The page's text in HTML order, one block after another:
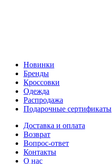
Новинки
Бренды
Кроссовки
Одежда
Распродажа
Подарочные сертификаты
Доставка и оплата
Возврат
Вопрос-ответ
Контакты
О нас